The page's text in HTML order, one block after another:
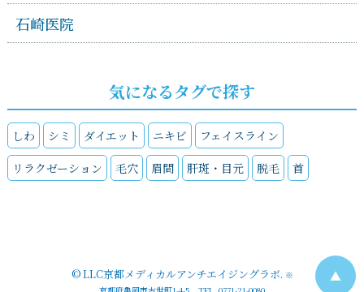
石崎医院
気になるタグで探す
しわ シミ ダイエット ニキビ
フェイスライン
リラクゼーション
毛穴 眉間 肝斑・目元 脱毛 首
▲
©LLC京都メディカルアンチエイジングラボ. ※